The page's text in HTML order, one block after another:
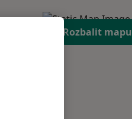
Čt
Rozbalit mapu